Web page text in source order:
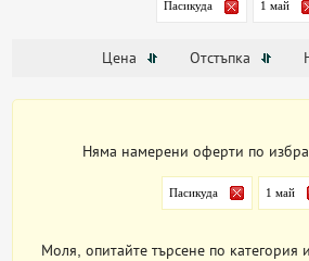
Пасикуда 1 май
Цена Отстъпка
Няма намерени оферти по
Пасикуда 1 май
Моля, опитайте търсене по категория